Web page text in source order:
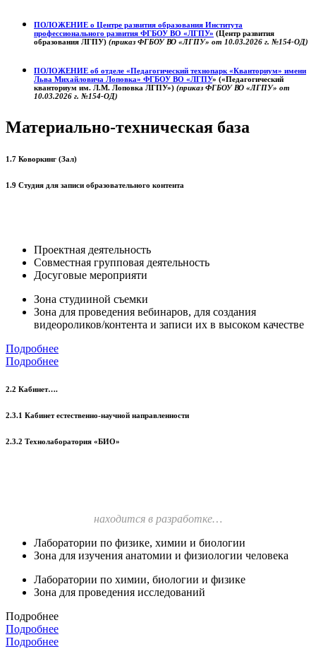
ПОЛОЖЕНИЕ о Центре развития образования Института
профессионального развития ФГБОУ ВО «ЛГПУ» (Центр развития
образования ЛГПУ) (приказ ФГБОУ ВО «ЛГПУ» от 10.03.2026 г. №154-ОД)
ПОЛОЖЕНИЕ об отделе «Педагогический технопарк «Кванториум» имени
Льва Михайловича Лоповка» ФГБОУ ВО «ЛГПУ» («Педагогический
кванториум им. Л.М. Лоповка ЛГПУ») (приказ ФГБОУ ВО «ЛГПУ» от
10.03.2026 г. №154-ОД)
Материально-техническая база
1.7 Коворкинг (Зал)
1.9 Студия для записи образовательного контента
Проектная деятельность
Совместная групповая деятельность
Досуговые мероприяти
Зона студииной съемки
Зона для проведения вебинаров, для создания
видеороликов/контента и записи их в высоком качестве
Подробнее
Подробнее
2.2 Кабинет….
2.3.1 Кабинет естественно-научной направленности
2.3.2 Технолаборатория «БИО»
находится в разработке…
Лаборатории по физике, химии и биологии
Зона для изучения анатомии и физиологии человека
Лаборатории по химии, биологии и физике
Зона для проведения исследований
Подробнее
Подробнее
Подробнее